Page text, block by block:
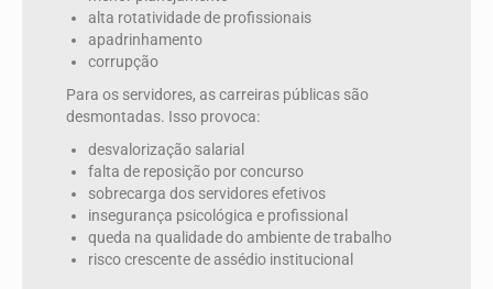
alta rotatividade de profissionais
apadrinhamento
corrupção
Para os servidores, as carreiras públicas são
desmontadas. Isso provoca:
desvalorização salarial
falta de reposição por concurso
sobrecarga dos servidores efetivos
insegurança psicológica e profissional
queda na qualidade do ambiente de trabalho
risco crescente de assédio institucional